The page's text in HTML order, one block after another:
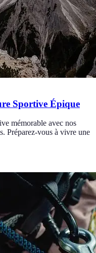
Sportive Épique
mémorable avec nos
Préparez-vous à vivre une